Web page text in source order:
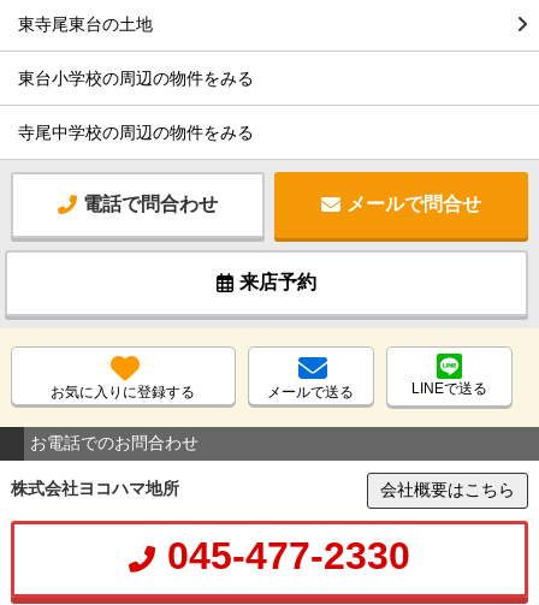
東寺尾東台の土地
東台小学校の周辺の物件をみる
寺尾中学校の周辺の物件をみる
電話で問合わせ メールで問合せ
来店予約
お気に入りに登録する メールで送る LINEで送る
お電話でのお問合わせ
株式会社ヨコハマ地所 会社概要はこちら
045-477-2330